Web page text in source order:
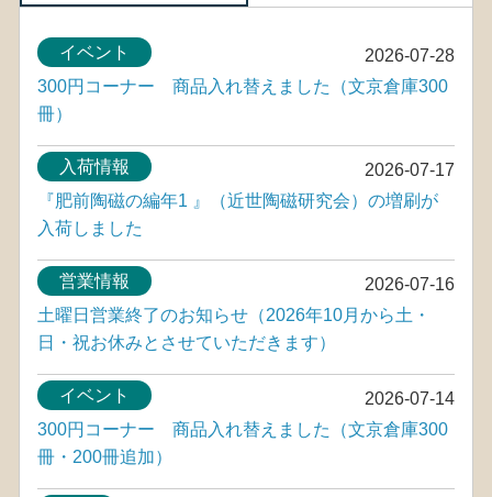
2026-07-28
イベント
300円コーナー 商品入れ替えました（文京倉庫300
冊）
2026-07-17
入荷情報
『肥前陶磁の編年1 』（近世陶磁研究会）の増刷が
入荷しました
2026-07-16
営業情報
土曜日営業終了のお知らせ（2026年10月から土・
日・祝お休みとさせていただきます）
2026-07-14
イベント
300円コーナー 商品入れ替えました（文京倉庫300
冊・200冊追加）